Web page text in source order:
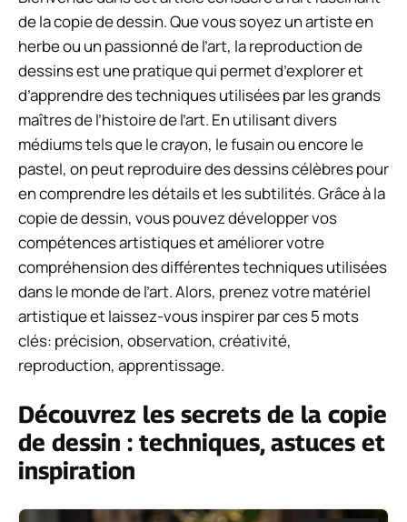
de la copie de dessin. Que vous soyez un artiste en
herbe ou un passionné de l’art, la reproduction de
dessins est une pratique qui permet d’explorer et
d’apprendre des techniques utilisées par les grands
maîtres de l’histoire de l’art. En utilisant divers
médiums tels que le crayon, le fusain ou encore le
pastel, on peut reproduire des dessins célèbres pour
en comprendre les détails et les subtilités. Grâce à la
copie de dessin, vous pouvez développer vos
compétences artistiques et améliorer votre
compréhension des différentes techniques utilisées
dans le monde de l’art. Alors, prenez votre matériel
artistique et laissez-vous inspirer par ces 5 mots
clés: précision, observation, créativité,
reproduction, apprentissage.
Découvrez les secrets de la copie
de dessin : techniques, astuces et
inspiration